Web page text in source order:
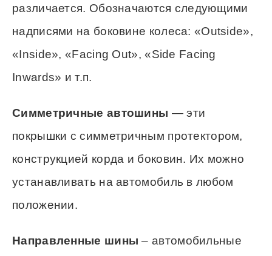
различается. Обозначаются следующими
надписями на боковине колеса: «Outside»,
«Inside», «Facing Out», «Side Facing
Inwards» и т.п.
Симметричные автошины — эти
покрышки с симметричным протектором,
конструкцией корда и боковин. Их можно
устанавливать на автомобиль в любом
положении.
Направленные шины – автомобильные